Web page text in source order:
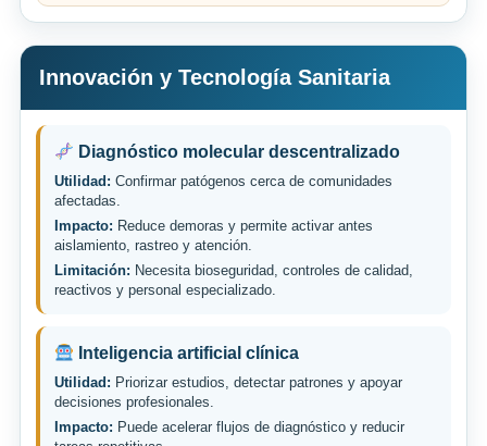
Innovación y Tecnología Sanitaria
Diagnóstico molecular descentralizado
Utilidad: Confirmar patógenos cerca de comunidades
afectadas.
Impacto: Reduce demoras y permite activar antes
aislamiento, rastreo y atención.
Limitación: Necesita bioseguridad, controles de calidad,
reactivos y personal especializado.
Inteligencia artificial clínica
Utilidad: Priorizar estudios, detectar patrones y apoyar
decisiones profesionales.
Impacto: Puede acelerar flujos de diagnóstico y reducir